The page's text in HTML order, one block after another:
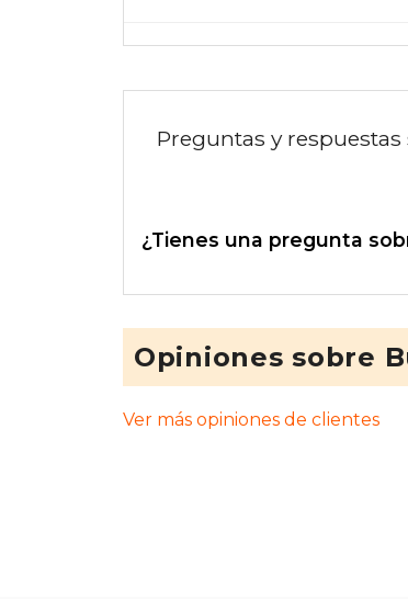
Preguntas y
¿Tienes una pregunta
Opiniones sobre
Ver más opiniones de clientes